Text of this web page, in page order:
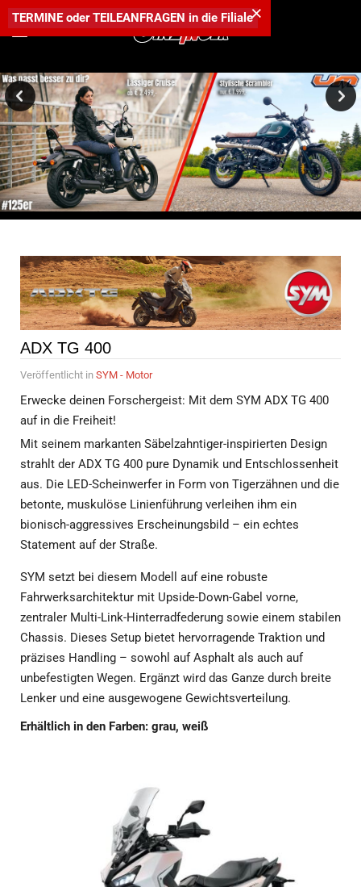
Entdecke die lässigen 125er und 300er Bikes von UM
Motorcycles -zum unschlagbaren Aktionspreis!
ADX TG 400
Veröffentlicht in SYM - Motor
Erwecke deinen Forschergeist: Mit dem SYM ADX TG 400
auf in die Freiheit!
Mit seinem markanten Säbelzahntiger-inspirierten Design
strahlt der ADX TG 400 pure Dynamik und Entschlossenheit
aus. Die LED-Scheinwerfer in Form von Tigerzähnen und die
betonte, muskulöse Linienführung verleihen ihm ein
bionisch-aggressives Erscheinungsbild – ein echtes
Statement auf der Straße.
SYM setzt bei diesem Modell auf eine robuste
Fahrwerksarchitektur mit Upside-Down-Gabel vorne,
zentraler Multi-Link-Hinterradfederung sowie einem stabilen
Chassis. Dieses Setup bietet hervorragende Traktion und
präzises Handling – sowohl auf Asphalt als auch auf
unbefestigten Wegen. Ergänzt wird das Ganze durch breite
Lenker und eine ausgewogene Gewichtsverteilung.
Erhältlich in den Farben: grau, weiß
×
TERMINE oderTEILEANFRAGEN in die Filiale